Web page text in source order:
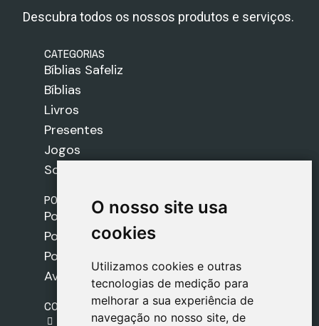
O nosso site usa
cookies
Utilizamos cookies e outras
tecnologias de medição para
melhorar a sua experiência de
navegação no nosso site, de
O nosso site usa
cookies
Utilizamos cookies e outras
tecnologias de medição para
melhorar a sua experiência de
navegação no nosso site, de
Descubra todos os nossos produtos e serviços.
CATEGORIAS
Bíblias Safeliz
Bíblias
Livros
Presentes
Jogos
Sobre nós
POLÍTICAS
Política de Envios
Política de Cookies
Política de Privacidade
Aviso Legal
CONTACTO
gestion@safeliz.com